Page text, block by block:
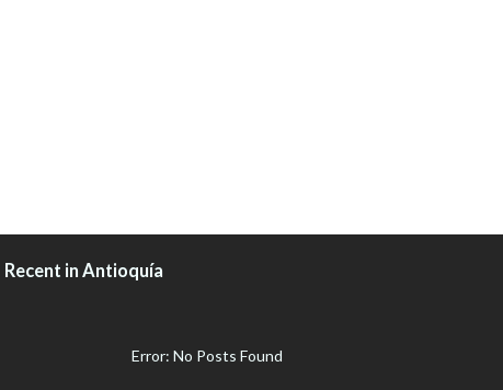
Recent in Antioquía
Error: No Posts Found